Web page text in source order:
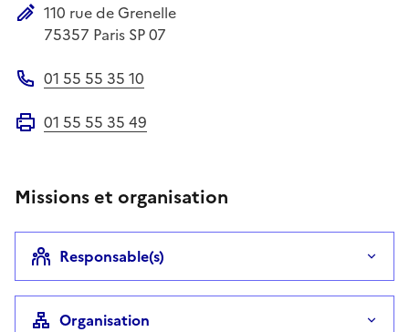
Adresse postale
110 rue de Grenelle
75357 Paris SP 07
01 55 55 35 10
01 55 55 35 49
Missions et organisation
Responsable(s)
Organisation